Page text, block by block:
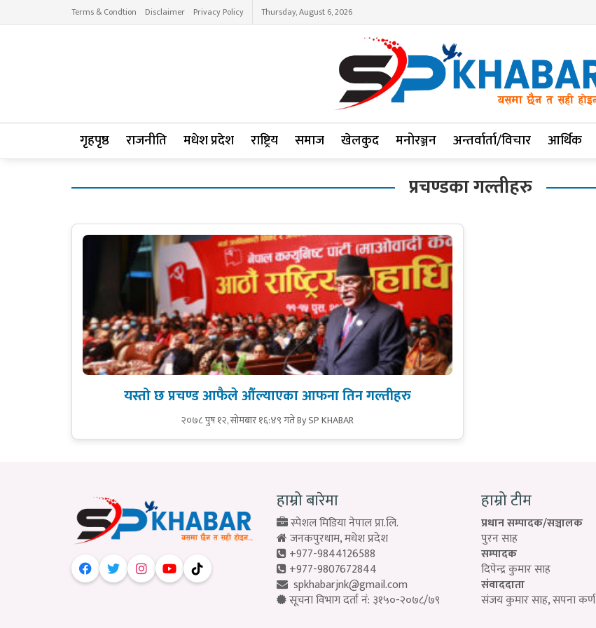
Terms & Condtion Disclaimer Privacy Policy Thursday, August 6, 2026
गृहपृष्ठ राजनीति मधेश प्रदेश राष्ट्रिय समाज खेलकुद मनोरञ्जन अन्तर्वार्ता/विचार आर्थिक
प्रचण्डका गल्तीहरु
यस्तो छ प्रचण्ड आफैले औंल्याएका आफना तिन गल्तीहरु
२०७८ पुष १२, सोमबार १६:४९ गतेBy SP KHABAR
हाम्रो बारेमा
स्पेशल मिडिया नेपाल प्रा.लि.
जनकपुरधाम, मधेश प्रदेश
+977-9844126588
+977-9807672844
spkhabarjnk@gmail.com
सूचना विभाग दर्ता नं: ३१५०-२०७८/७९
हाम्रो टीम
प्रधान सम्पादक/सञ्चालक
पुरन साह
सम्पादक
दिपेन्द्र कुमार साह
संवाददाता
संजय कुमार साह, सपना कर्ण